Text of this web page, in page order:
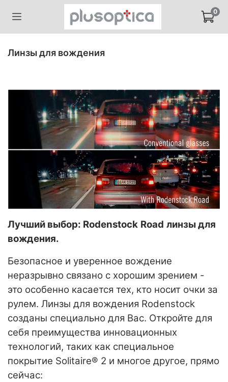
0
Линзы для вождения
Лучший выбор: Rodenstock Road линзы для
вождения.
Безопасное и уверенное вождение
неразрывно связано с хорошим зрением -
это особенно касается тех, кто носит очки за
рулем. Линзы для вождения Rodenstock
созданы специально для Вас. Откройте для
себя преимущества инновационных
технологий, таких как специальное
покрытие Solitaire® 2 и многое другое, прямо
сейчас: